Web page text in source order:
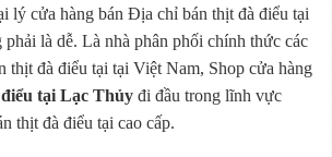
lý cửa hàng bán Địa chỉ bán thịt đà điểu tại
là dễ. Là nhà phân phối chính thức các
thịt đà điểu tại tại Việt Nam, Shop cửa hàng
tại Lạc Thủy đi đầu trong lĩnh vực
thịt đà điểu tại cao cấp.